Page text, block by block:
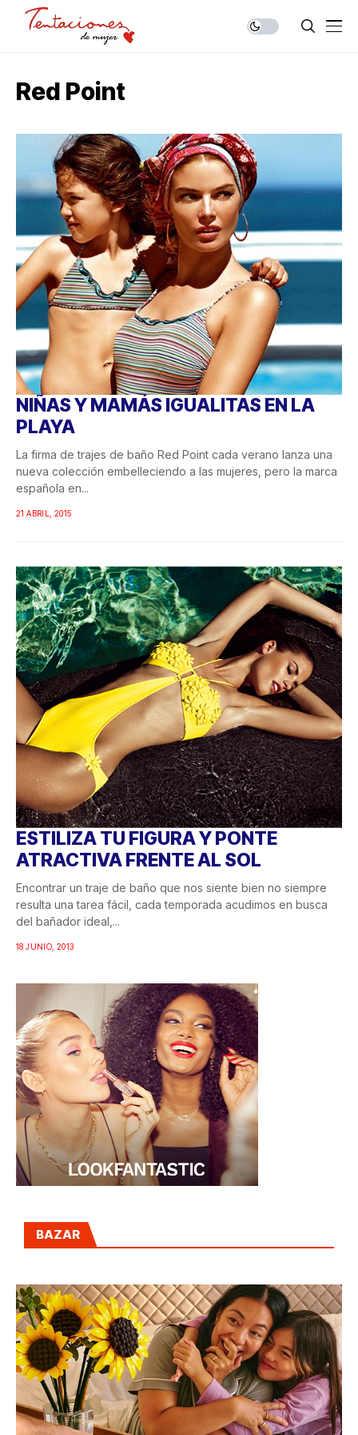
Red Point
NIÑAS Y MAMÁS IGUALITAS EN LA
PLAYA
La firma de trajes de baño Red Point cada verano lanza una
nueva colección embelleciendo a las mujeres, pero la marca
española en...
21 ABRIL, 2015
ESTILIZA TU FIGURA Y PONTE
ATRACTIVA FRENTE AL SOL
Encontrar un traje de baño que nos siente bien no siempre
resulta una tarea fácil, cada temporada acudimos en busca
del bañador ideal,...
18 JUNIO, 2013
BAZAR